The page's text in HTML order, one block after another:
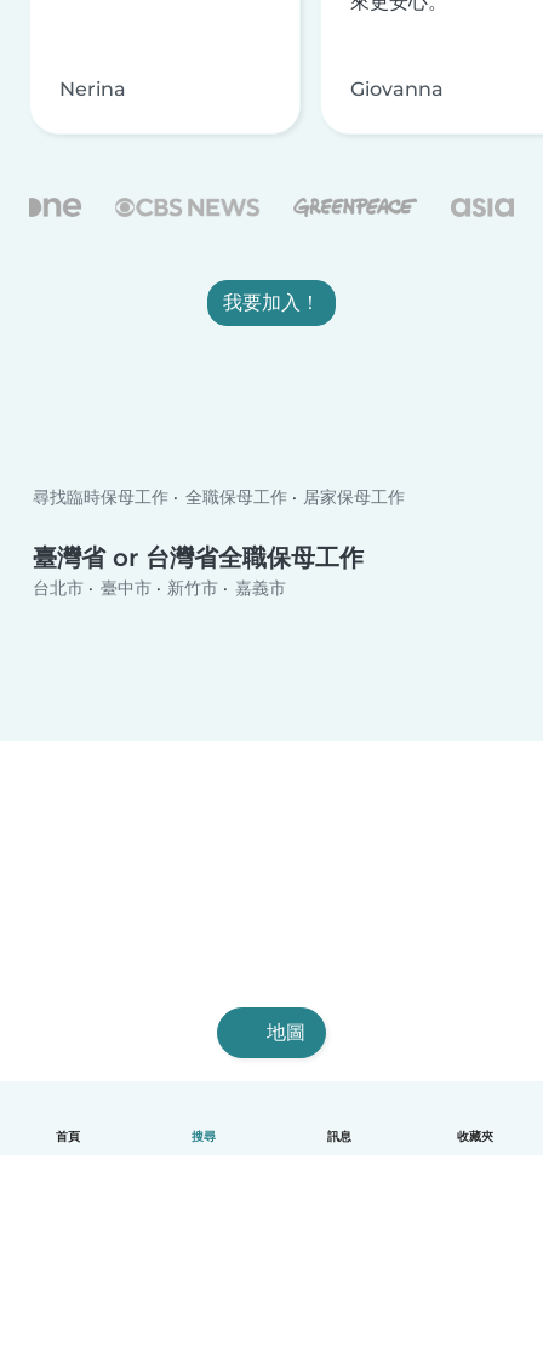
首頁 搜尋 訊息 收藏夾
Nerina Giovanna
我要加入！
尋找臨時保母工作 全職保母工作 居家保母工作
臺灣省 or 台灣省全職保母工作
台北市 臺中市 新竹市 嘉義市
地圖